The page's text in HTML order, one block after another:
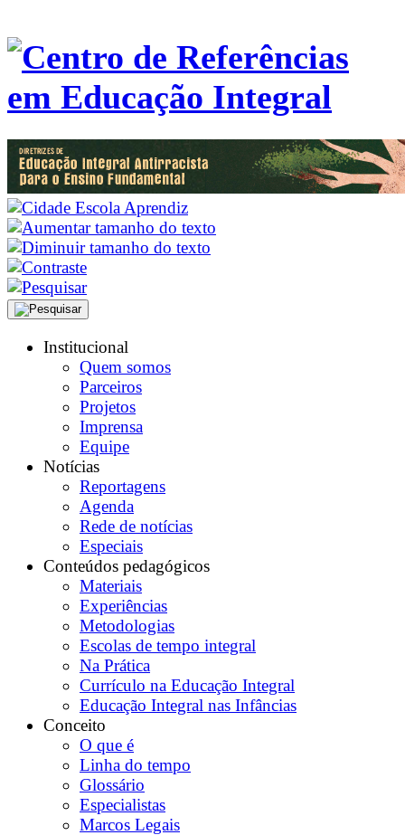
Institucional
Quem somos
Parceiros
Projetos
Imprensa
Equipe
Notícias
Reportagens
Agenda
Rede de notícias
Especiais
Conteúdos pedagógicos
Materiais
Experiências
Metodologias
Escolas de tempo integral
Na Prática
Currículo na Educação Integral
Educação Integral nas Infâncias
Conceito
O que é
Linha do tempo
Glossário
Especialistas
Marcos Legais